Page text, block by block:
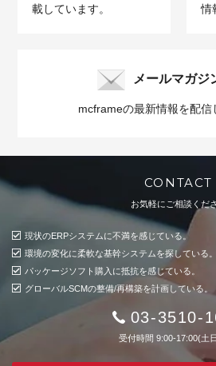
載しています。
情
メールマガジ
mcframeの最新情報を配信
CONTACT
お気軽にご相談くだ
現状のERPシステムに不満を感じている。
環境の変化に柔軟な基幹システムを探している。
パッケージソフト購入に抵抗を感じている。
グローバルSCMの整備/再構築を計画している。
03-3510-
受付時間 9:00-17:00(土